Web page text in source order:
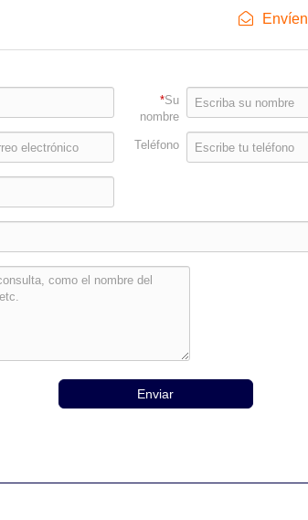
*Su
nombre
Teléfono
Enviar